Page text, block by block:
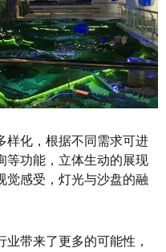
样化，根据不同需求可进
等功能，立体生动的展现
觉感受，灯光与沙盘的融
带来了更多的可能性，